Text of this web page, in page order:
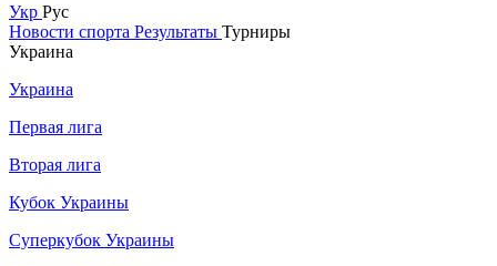
Укр Рус
Новости спорта Результаты Турниры
Украина
Украина
Первая лига
Вторая лига
Кубок Украины
Суперкубок Украины